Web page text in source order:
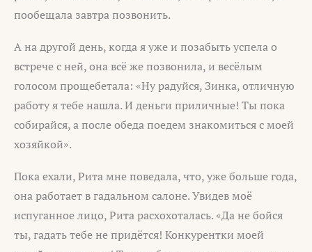
пообещала завтра позвонить.
А на другой день, когда я уже и позабыть успела о
встрече с ней, она всё же позвонила, и весёлым
голосом прощебетала: «Ну радуйся, Зинка, отличную
работу я тебе нашла. И деньги приличные! Ты пока
собирайся, а после обеда поедем знакомиться с моей
хозяйкой».
Пока ехали, Рита мне поведала, что, уже больше года,
она работает в гадальном салоне. Увидев моё
испуганное лицо, Рита расхохоталась. «Да не бойся
ты, гадать тебе не придётся! Конкурентки моей